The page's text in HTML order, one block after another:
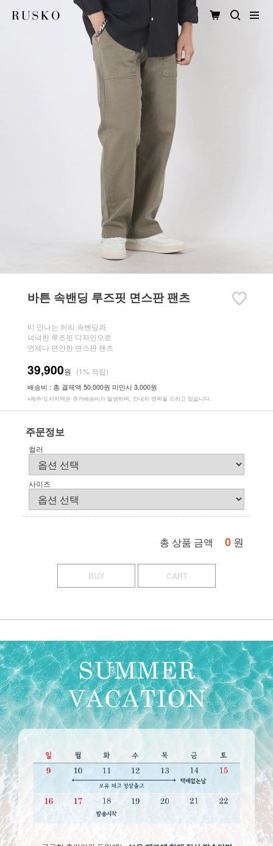
바튼 속밴딩 루즈핏 면스판 팬츠
티 안나는 허리 속밴딩과
넉넉한 루즈핏 디자인으로
언제나 편안한 면스판 팬츠
39,900원 (1% 적립)
배송비 : 총 결제액 50,000원 미만시 3,000원
※제주/도서지역은 추가배송비가 발생하며, 안내차 연락을 드리고 있습니다.
주문정보
컬러
사이즈
총 상품 금액 0 원
BUY CART